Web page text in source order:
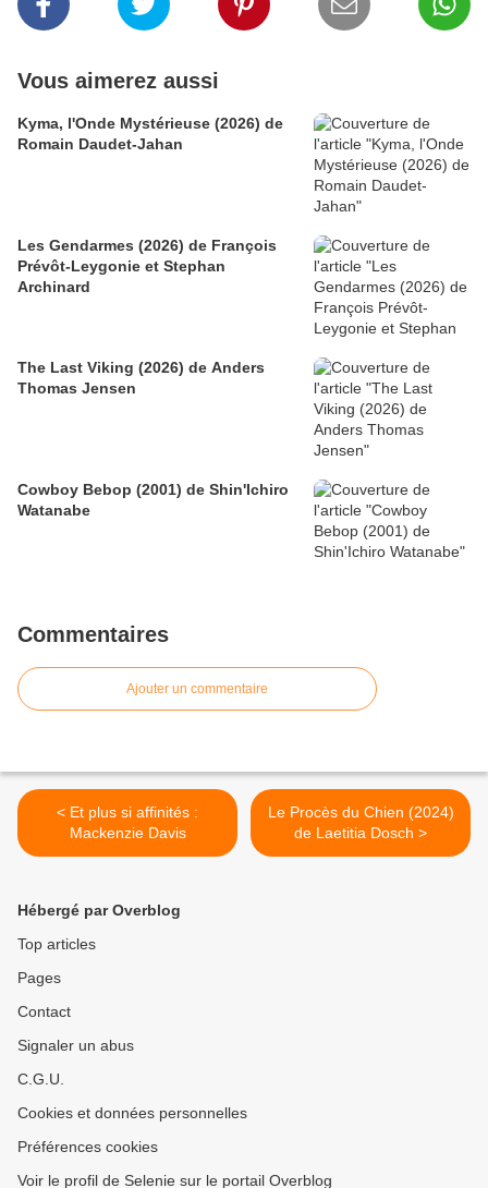
Vous aimerez aussi
Kyma, l'Onde Mystérieuse (2026) de
Romain Daudet-Jahan
Les Gendarmes (2026) de François
Prévôt-Leygonie et Stephan
Archinard
The Last Viking (2026) de Anders
Thomas Jensen
Cowboy Bebop (2001) de Shin'Ichiro
Watanabe
Commentaires
Ajouter un commentaire
< Et plus si affinités :
Mackenzie Davis
Le Procès du Chien (2024)
de Laetitia Dosch >
Hébergé par Overblog
Top articles
Pages
Contact
Signaler un abus
C.G.U.
Cookies et données personnelles
Préférences cookies
Voir le profil de Selenie sur le portail Overblog